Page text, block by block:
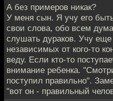
А без примеров никак?
У меня сын. Я учу его
свои слова, обо всем
слушать дураков. Учу
независимых от кого-то
веду. Если кто-то
внимание ребенка.
поступил правильно".
"вот он - правильный